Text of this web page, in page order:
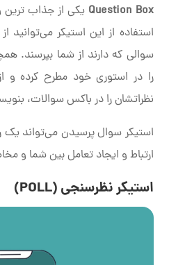
Question Box یکی از جذاب ترین
استفاده از این استیکر می‌توانید
سوالی که دارند از شما بپرسند.
را در استوری خود مطرح کرده و
نظراتشان را در باکس سوالات،
استیکر سوال پرسیدن می‌تواند یک
ارتباط و ایجاد تعامل بین شما و
استیکر نظرسنجی (POLL)